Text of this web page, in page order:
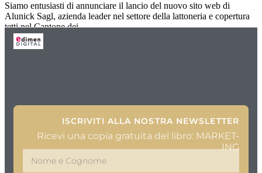
Siamo entusiasti di annunciare il lancio del nuovo sito web di
Alunick Sagl, azienda leader nel settore della lattoneria e copertura
tetti nel Cantone dei
ISCRIVITI ALLA NOSTRA NEWSLETTER
Ricevi una copia gratuita del libro: MARKET-
ING